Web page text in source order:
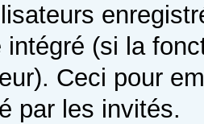
intégré (si la
Ceci pour
par les invités.